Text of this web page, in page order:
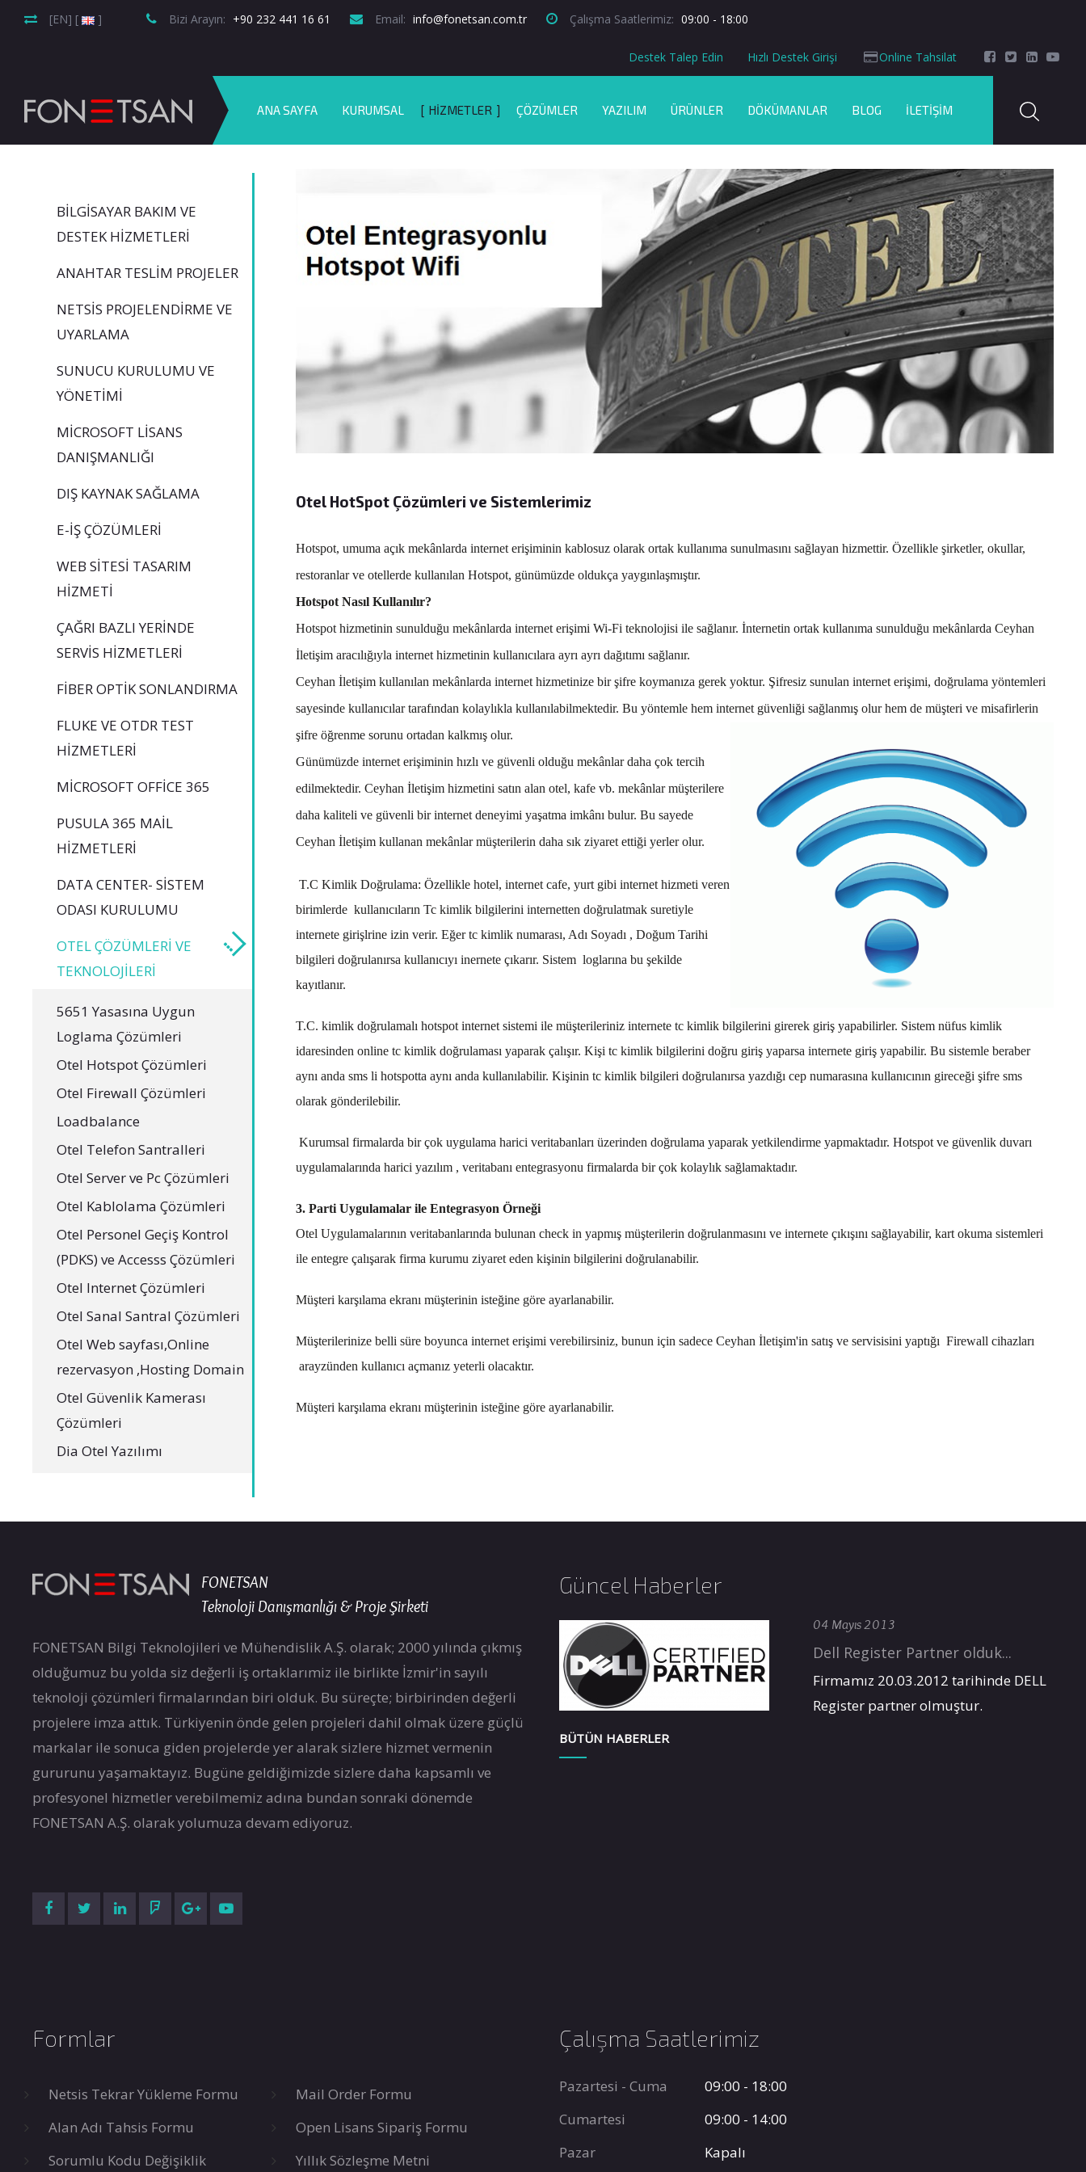
[EN] [ ] Bizi Arayın: +90 232 441 16 61 Email: info@fonetsan.com.tr Çalışma Saatlerimiz: 09:00 - 18:00
Online Tahsilat
Hızlı Destek Girişi
Destek Talep Edin
ANA SAYFA KURUMSAL HIZMETLER ÇÖZÜMLER YAZILIM ÜRÜNLER DÖKÜMANLAR BLOG İLETIŞIM
Otel HotSpot Çözümleri ve Sistemlerimiz
Hotspot, umuma açık mekânlarda internet erişiminin kablosuz olarak ortak kullanıma sunulmasını sağlayan hizmettir. Özellikle şirketler, okullar,
restoranlar ve otellerde kullanılan Hotspot, günümüzde oldukça yaygınlaşmıştır.
Hotspot Nasıl Kullanılır?
Hotspot hizmetinin sunulduğu mekânlarda internet erişimi Wi-Fi teknolojisi ile sağlanır. İnternetin ortak kullanıma sunulduğu mekânlarda Ceyhan
İletişim aracılığıyla internet hizmetinin kullanıcılara ayrı ayrı dağıtımı sağlanır.
Ceyhan İletişim kullanılan mekânlarda internet hizmetinize bir şifre koymanıza gerek yoktur. Şifresiz sunulan internet erişimi, doğrulama yöntemleri
sayesinde kullanıcılar tarafından kolaylıkla kullanılabilmektedir. Bu yöntemle hem internet güvenliği sağlanmış olur hem de müşteri ve misafirlerin
şifre öğrenme sorunu ortadan kalkmış olur.
Günümüzde internet erişiminin hızlı ve güvenli olduğu mekânlar daha çok tercih
edilmektedir. Ceyhan İletişim hizmetini satın alan otel, kafe vb. mekânlar müşterilere
daha kaliteli ve güvenli bir internet deneyimi yaşatma imkânı bulur. Bu sayede
Ceyhan İletişim kullanan mekânlar müşterilerin daha sık ziyaret ettiği yerler olur.
T.C Kimlik Doğrulama: Özellikle hotel, internet cafe, yurt gibi internet hizmeti veren
birimlerde kullanıcıların Tc kimlik bilgilerini internetten doğrulatmak suretiyle
internete girişlrine izin verir. Eğer tc kimlik numarası, Adı Soyadı , Doğum Tarihi
bilgileri doğrulanırsa kullanıcıyı inernete çıkarır. Sistem loglarına bu şekilde
kayıtlanır.
T.C. kimlik doğrulamalı hotspot internet sistemi ile müşterileriniz internete tc kimlik bilgilerini girerek giriş yapabilirler. Sistem nüfus kimlik
idaresinden online tc kimlik doğrulaması yaparak çalışır. Kişi tc kimlik bilgilerini doğru giriş yaparsa internete giriş yapabilir. Bu sistemle beraber
aynı anda sms li hotspotta aynı anda kullanılabilir. Kişinin tc kimlik bilgileri doğrulanırsa yazdığı cep numarasına kullanıcının gireceği şifre sms
olarak gönderilebilir.
Kurumsal firmalarda bir çok uygulama harici veritabanları üzerinden doğrulama yaparak yetkilendirme yapmaktadır. Hotspot ve güvenlik duvarı
uygulamalarında harici yazılım , veritabanı entegrasyonu firmalarda bir çok kolaylık sağlamaktadır.
3. Parti Uygulamalar ile Entegrasyon Örneği
Otel Uygulamalarının veritabanlarında bulunan check in yapmış müşterilerin doğrulanmasını ve internete çıkışını sağlayabilir, kart okuma sistemleri
ile entegre çalışarak firma kurumu ziyaret eden kişinin bilgilerini doğrulanabilir.
Müşteri karşılama ekranı müşterinin isteğine göre ayarlanabilir.
Müşterilerinize belli süre boyunca internet erişimi verebilirsiniz, bunun için sadece Ceyhan İletişim'in satış ve servisisini yaptığı Firewall cihazları
arayzünden kullanıcı açmanız yeterli olacaktır.
Müşteri karşılama ekranı müşterinin isteğine göre ayarlanabilir.
BILGISAYAR BAKIM VE
DESTEK HIZMETLERI
ANAHTAR TESLIM PROJELER
NETSİS PROJELENDIRME VE
UYARLAMA
SUNUCU KURULUMU VE
YÖNETIMI
MICROSOFT LISANS
DANIŞMANLIĞI
DIŞ KAYNAK SAĞLAMA
E-İŞ ÇÖZÜMLERI
WEB SITESI TASARIM
HIZMETI
ÇAĞRI BAZLI YERINDE
SERVIS HIZMETLERI
FIBER OPTIK SONLANDIRMA
FLUKE VE OTDR TEST
HIZMETLERI
MICROSOFT OFFICE 365
PUSULA 365 MAIL
HIZMETLERI
DATA CENTER- SISTEM
ODASI KURULUMU
OTEL ÇÖZÜMLERI VE
TEKNOLOJILERI
5651 Yasasına Uygun
Loglama Çözümleri
Otel Hotspot Çözümleri
Otel Firewall Çözümleri
Loadbalance
Otel Telefon Santralleri
Otel Server ve Pc Çözümleri
Otel Kablolama Çözümleri
Otel Personel Geçiş Kontrol
(PDKS) ve Accesss Çözümleri
Otel Internet Çözümleri
Otel Sanal Santral Çözümleri
Otel Web sayfası,Online
rezervasyon ,Hosting Domain
Otel Güvenlik Kamerası
Çözümleri
Dia Otel Yazılımı
FONETSAN
Teknoloji Danışmanlığı & Proje Şirketi
FONETSAN Bilgi Teknolojileri ve Mühendislik A.Ş. olarak; 2000 yılında çıkmış
olduğumuz bu yolda siz değerli iş ortaklarımiz ile birlikte İzmir'in sayılı
teknoloji çözümleri firmalarından biri olduk. Bu süreçte; birbirinden değerli
projelere imza attık. Türkiyenin önde gelen projeleri dahil olmak üzere güçlü
markalar ile sonuca giden projelerde yer alarak sizlere hizmet vermenin
gururunu yaşamaktayız. Bugüne geldiğimizde sizlere daha kapsamlı ve
profesyonel hizmetler verebilmemiz adına bundan sonraki dönemde
FONETSAN A.Ş. olarak yolumuza devam ediyoruz.
Güncel Haberler
04 Mayıs 2013
Dell Register Partner olduk...
Firmamız 20.03.2012 tarihinde DELL
Register partner olmuştur.
BÜTÜN HABERLER
Formlar
Netsis Tekrar Yükleme Formu
Mail Order Formu
Alan Adı Tahsis Formu
Open Lisans Sipariş Formu
Sorumlu Kodu Değişiklik
Yıllık Sözleşme Metni
Çalışma Saatlerimiz
Pazartesi - Cuma
09:00 - 18:00
Cumartesi
09:00 - 14:00
Pazar
Kapalı